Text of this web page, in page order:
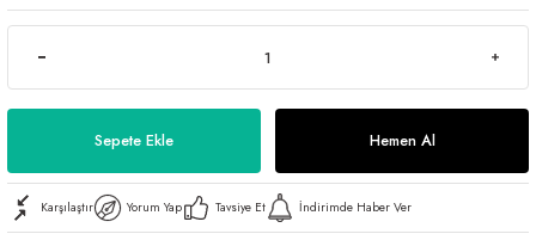
Sepete Ekle Hemen Al
Karşılaştır Yorum Yap Tavsiye Et İndirimde Haber Ver